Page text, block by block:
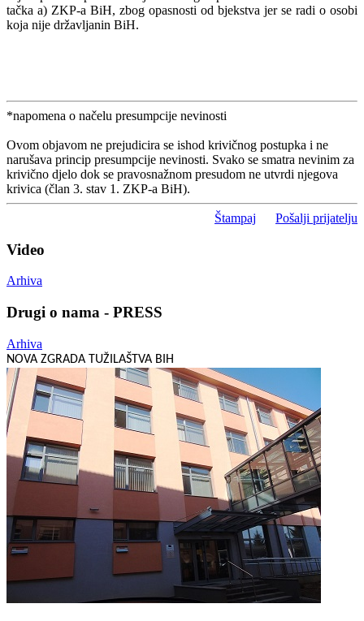
tačka a) ZKP-a BiH, zbog opasnosti od bjekstva jer se radi o osobi
koja nije državljanin BiH.
*napomena o načelu presumpcije nevinosti
Ovom objavom ne prejudicira se ishod krivičnog postupka i ne
narušava princip presumpcije nevinosti. Svako se smatra nevinim za
krivično djelo dok se pravosnažnom presudom ne utvrdi njegova
krivica (član 3. stav 1. ZKP-a BiH).
Štampaj Pošalji prijatelju
Video
Arhiva
Drugi o nama - PRESS
Arhiva
NOVA ZGRADA TUŽILAŠTVA BIH